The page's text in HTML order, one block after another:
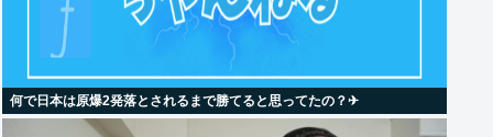
何で日本は原爆2発落とされるまで勝てると思ってたの？‎✈